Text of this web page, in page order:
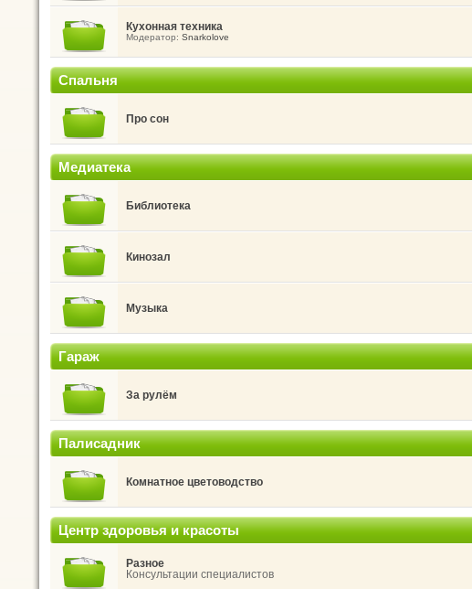
Кухонная техника
Модератор: Snarkolove
Спальня
Про сон
Медиатека
Библиотека
Кинозал
Музыка
Гараж
За рулём
Палисадник
Комнатное цветоводство
Центр здоровья и красоты
Разное
Консультации специалистов